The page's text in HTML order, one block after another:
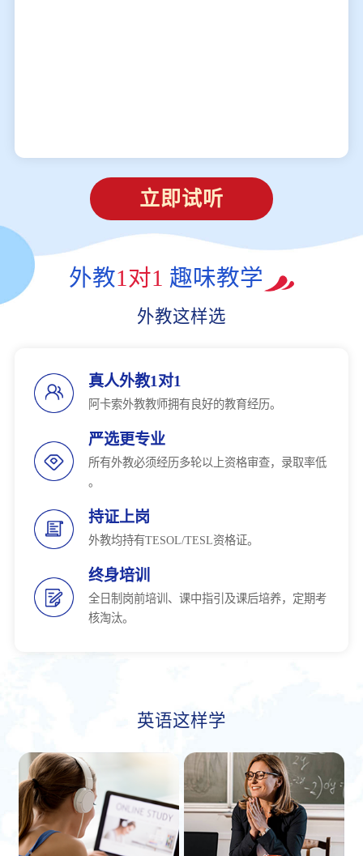
立即试听
外教1对1 趣味教学
外教这样选
真人外教1对1
阿卡索外教教师拥有良好的教育经历。
严选更专业
所有外教必须经历多轮以上资格审查，录取率低
。
持证上岗
外教均持有TESOL/TESL资格证。
终身培训
全日制岗前培训、课中指引及课后培养，定期考
核淘汰。
英语这样学